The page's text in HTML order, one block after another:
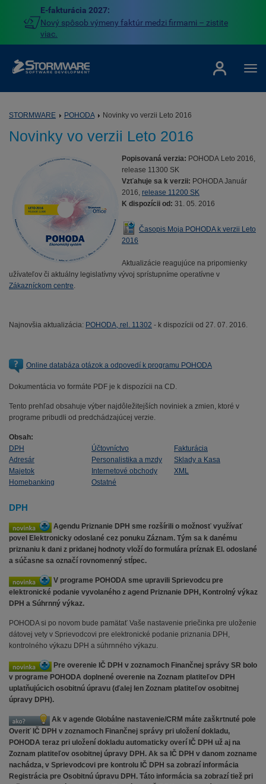
E-fakturácia 2027:
Nový spôsob výmeny faktúr medzi firmami – zistite
viac.
STORMWARE POHODA Novinky vo verzii Leto 2016
Novinky vo verzii Leto 2016
Popisovaná verzia: POHODA Leto 2016,
release 11300 SK
Vzťahuje sa k verzii: POHODA Január
2016, release 11200 SK
K dispozícii od: 31. 05. 2016
Časopis Moja POHODA k verzii Leto
2016
Aktualizácie reagujúce na pripomienky
užívateľov či aktuálny legislatívny vývoj sprístupníme operatívne v
Zákazníckom centre.
Najnovšia aktualizácia: POHODA, rel. 11302 - k dispozícii od 27. 07. 2016.
Online databáza otázok a odpovedí k programu POHODA
Dokumentácia vo formáte PDF je k dispozícii na CD.
Tento prehľad obsahuje výber najdôležitejších noviniek a zmien, ktoré v
programe pribudli od predchádzajúcej verzie.
Obsah:
DPH
Účtovníctvo
Fakturácia
Adresár
Personalistika a mzdy
Sklady a Kasa
Majetok
Internetové obchody
XML
Homebanking
Ostatné
DPH
Agendu Priznanie DPH sme rozšírili o možnosť využívať
povel Elektronicky odoslané cez ponuku Záznam. Tým sa k danému
priznaniu k dani z pridanej hodnoty vloží do formulára príznak El. odoslané
a súčasne sa označí rovnomenný stĺpec.
V programe POHODA sme upravili Sprievodcu pre
elektronické podanie vyvolaného z agend Priznanie DPH, Kontrolný výkaz
DPH a Súhrnný výkaz.
POHODA si po novom bude pamätať Vaše nastavenie priečinka pre uloženie
dátovej vety v Sprievodcovi pre elektronické podanie priznania DPH,
kontrolného výkazu DPH a súhrnného výkazu.
Pre overenie IČ DPH v zoznamoch Finančnej správy SR bolo
v programe POHODA doplnené overenie na Zoznam platiteľov DPH
uplatňujúcich osobitnú úpravu (ďalej len Zoznam platiteľov osobitnej
úpravy DPH).
Ak v agende Globálne nastavenie/CRM máte zaškrtnuté pole
Overiť IČ DPH v zoznamoch Finančnej správy pri uložení dokladu,
POHODA teraz pri uložení dokladu automaticky overí IČ DPH už aj na
Zoznam platiteľov osobitnej úpravy DPH. Ak sa IČ DPH v danom zozname
nachádza, v Sprievodcovi pre kontrolu IČ DPH sa zobrazí informácia
Registrácia pre Osobitnú úpravu DPH. Táto informácia sa zobrazí tiež pri